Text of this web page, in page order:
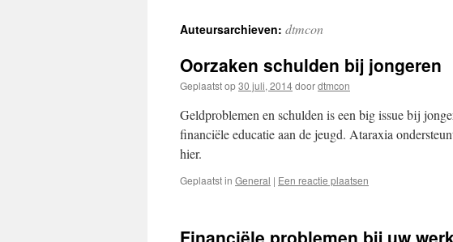
Auteursarchieven: dtmcon
Oorzaken schulden bij jongeren
Geplaatst op30 juli, 2014doordtmcon
Geldproblemen en schulden is een big issue bij
financiële educatie aan de jeugd. Ataraxia
hier.
Geplaatst in General | Een reactie plaatsen
Financiële problemen bij uw